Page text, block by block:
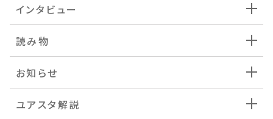
インタビュー
読み物
お知らせ
ユアスタ解説